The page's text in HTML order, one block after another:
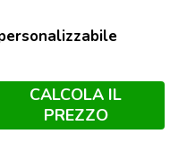
CALCOLA IL
PREZZO